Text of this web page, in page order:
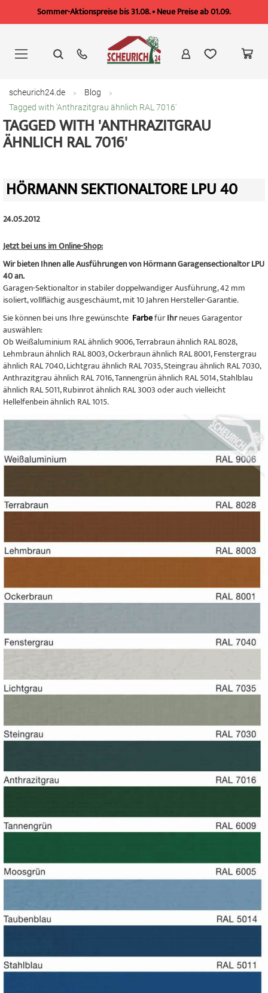
Sommer-Aktionspreise bis 31.08. • Neue Preise ab 01.09.
springen
scheurich24.de
Blog
Tagged with 'Anthrazitgrau ähnlich RAL 7016'
TAGGED WITH 'ANTHRAZITGRAU
ÄHNLICH RAL 7016'
HÖRMANN SEKTIONALTORE LPU 40
24.05.2012
Jetzt bei uns im Online-Shop:
Wir bieten Ihnen alle Ausführungen von Hörmann Garagensectionaltor LPU
40 an.
Garagen-Sektionaltor in stabiler doppelwandiger Ausführung, 42 mm
isoliert, vollflächig ausgeschäumt, mit 10 Jahren Hersteller-Garantie.
Sie können bei uns Ihre gewünschte FarbefürIhrneues Garagentor
auswählen:
Ob Weißaluminium RAL ähnlich 9006, Terrabraun ähnlich RAL 8028,
Lehmbraun ähnlich RAL 8003, Ockerbraun ähnlich RAL 8001, Fenstergrau
ähnlich RAL 7040, Lichtgrau ähnlich RAL 7035, Steingrau ähnlich RAL 7030,
Anthrazitgrau ähnlich RAL 7016, Tannengrün ähnlich RAL 5014, Stahlblau
ähnlich RAL 5011, Rubinrot ähnlich RAL 3003 oder auch vielleicht
Hellelfenbein ähnlich RAL 1015.